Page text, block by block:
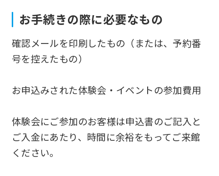
お手続きの際に必要なもの
確認メールを印刷したもの（または、予約番
号を控えたもの）
お申込みされた体験会・イベントの参加費用
体験会にご参加のお客様は申込書のご記入と
ご入金にあたり、時間に余裕をもってご来館
ください。
an
accurate
translation
differ
from